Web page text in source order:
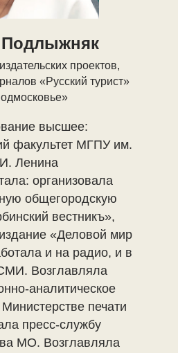
Подлыжняк
проектов,
«Русский турист»
высшее:
факультет МГПУ им.
Ленина
организовала
общегородскую
вестникъ»,
«Деловой мир
и на радио, и в
Возглавляла
аналитическое
печати
пресс-службу
МО. Возглавляла